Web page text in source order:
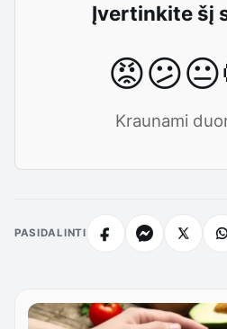
Įvertinkite šį
😡😕😐
Kraunami
PASIDALINTI